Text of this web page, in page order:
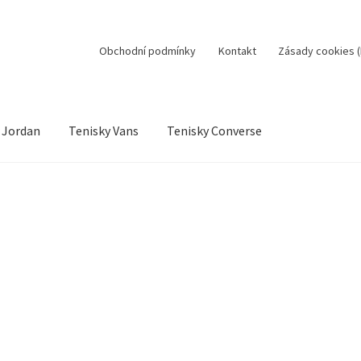
Obchodní podmínky Kontakt Zásady cookies
Tenisky Vans Tenisky Converse